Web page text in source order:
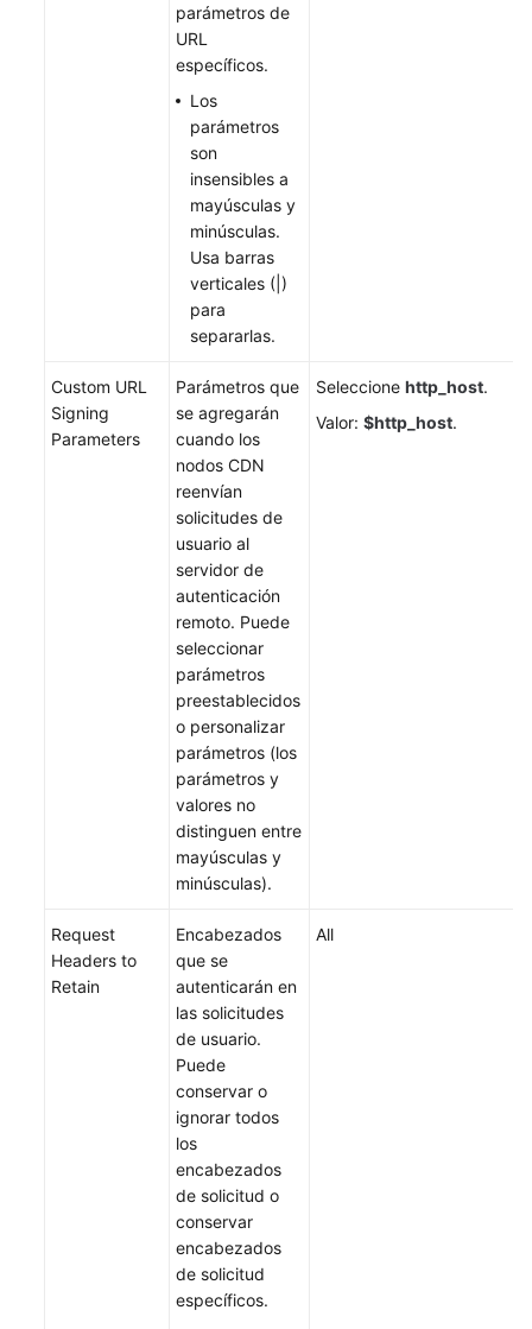
parámetros de
URL
específicos.
Los
parámetros
son
insensibles a
mayúsculas y
minúsculas.
Usa barras
verticales (|)
para
separarlas.
Custom URL
Signing
Parameters
Parámetros que
se agregarán
cuando los
nodos CDN
reenvían
solicitudes de
usuario al
servidor de
autenticación
remoto. Puede
seleccionar
parámetros
preestablecidos
o personalizar
parámetros (los
parámetros y
valores no
distinguen entre
mayúsculas y
minúsculas).
Seleccione http_host.
Valor: $http_host.
Request
Headers to
Retain
Encabezados
que se
autenticarán en
las solicitudes
de usuario.
Puede
conservar o
ignorar todos
los
encabezados
de solicitud o
conservar
encabezados
de solicitud
específicos.
All